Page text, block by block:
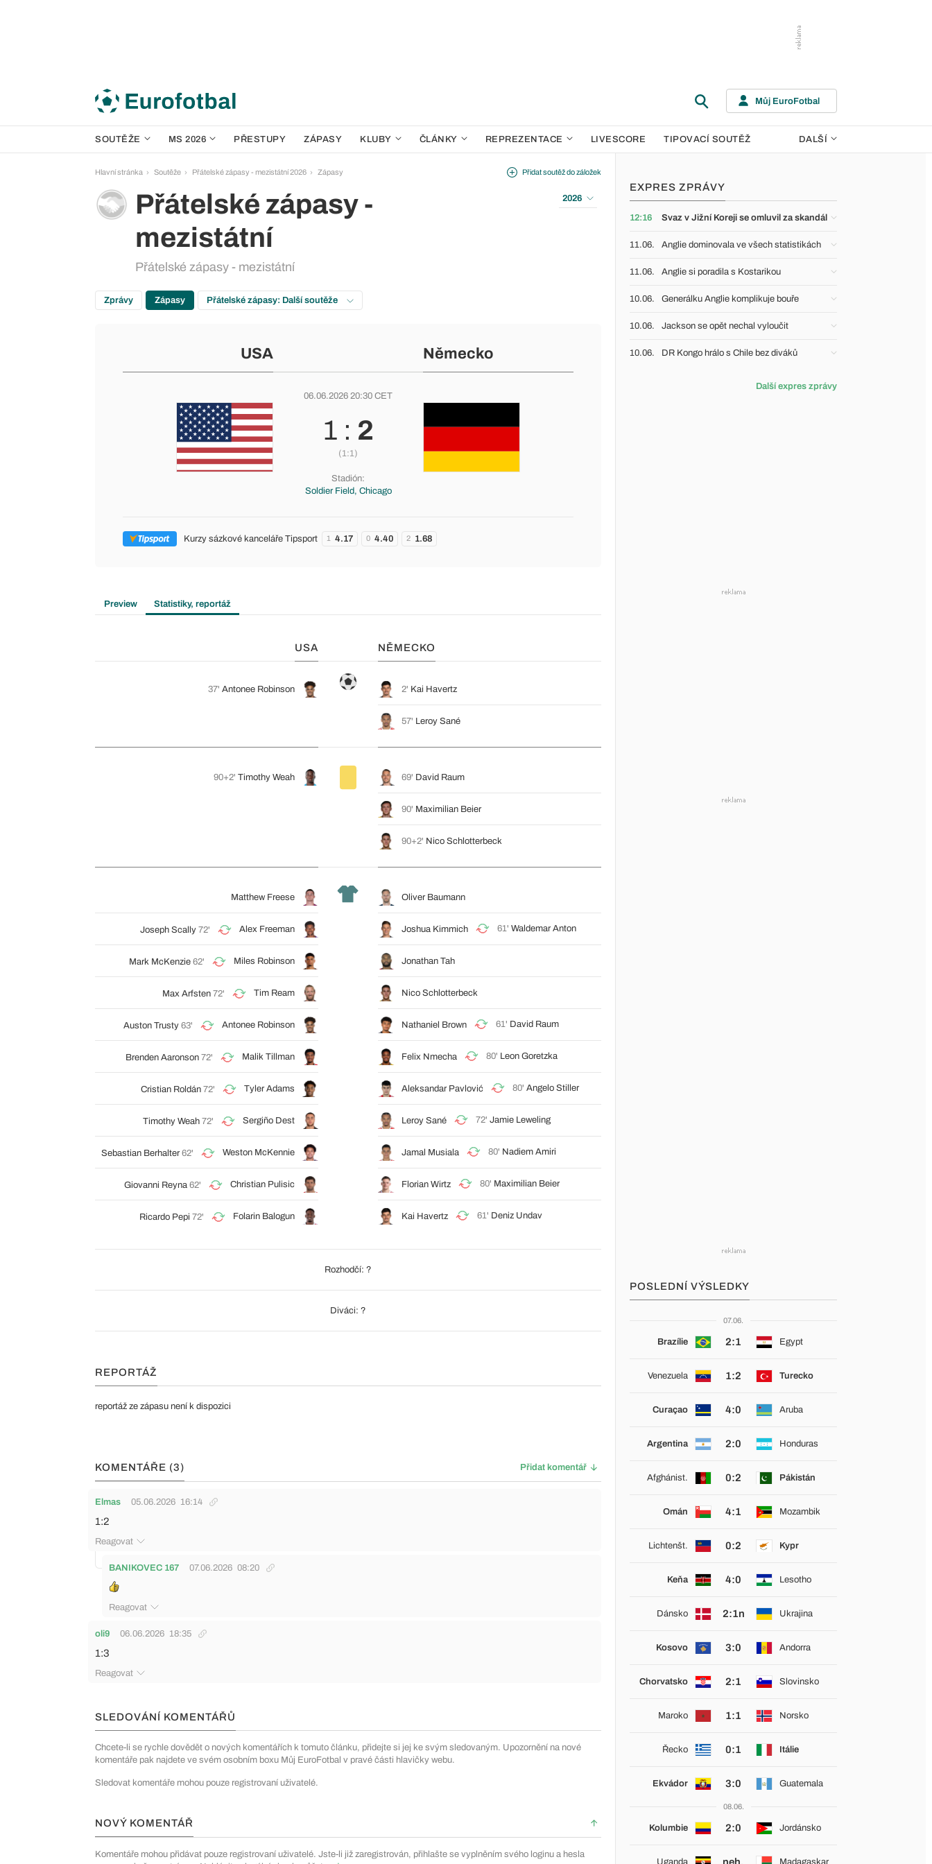
Můj EuroFotbal
SOUTĚŽE MS 2026 PŘESTUPY ZÁPASY KLUBY ČLÁNKY REPREZENTACE LIVESCORE TIPOVACÍ SOUTĚŽ DALŠÍ
Hlavní stránka Soutěže Přátelské zápasy - mezistátní 2026 Zápasy
Přátelské zápasy -
mezistátní
Přátelské zápasy - mezistátní
Přidat soutěž do záložek
2026
Zprávy Zápasy Přátelské zápasy: Další soutěže
USA Německo
06.06.2026 20:30 CET
1 : 2
(1:1)
Stadión:
Soldier Field, Chicago
Kurzy sázkové kanceláře Tipsport 1 4.17 0 4.40 2 1.68
Preview Statistiky, reportáž
USA NĚMECKO
37' Antonee Robinson 2' Kai Havertz
57' Leroy Sané
90+2' Timothy Weah 69' David Raum
90' Maximilian Beier
90+2' Nico Schlotterbeck
Matthew Freese Oliver Baumann
Joseph Scally 72' Alex Freeman Joshua Kimmich 61' Waldemar Anton
Mark McKenzie 62' Miles Robinson Jonathan Tah
Max Arfsten 72' Tim Ream Nico Schlotterbeck
Auston Trusty 63' Antonee Robinson Nathaniel Brown 61' David Raum
Brenden Aaronson 72' Malik Tillman Felix Nmecha 80' Leon Goretzka
Cristian Roldán 72' Tyler Adams Aleksandar Pavlović 80' Angelo Stiller
Timothy Weah 72' Sergiño Dest Leroy Sané 72' Jamie Leweling
Sebastian Berhalter 62' Weston McKennie Jamal Musiala 80' Nadiem Amiri
Giovanni Reyna 62' Christian Pulisic Florian Wirtz 80' Maximilian Beier
Ricardo Pepi 72' Folarin Balogun Kai Havertz 61' Deniz Undav
Rozhodčí: ?
Diváci: ?
REPORTÁŽ
reportáž ze zápasu není k dispozici
KOMENTÁŘE (3) Přidat komentář
Elmas 05.06.2026 16:14
1:2
Reagovat
BANIKOVEC 167 07.06.2026 08:20
Reagovat
oli9 06.06.2026 18:35
1:3
Reagovat
SLEDOVÁNÍ KOMENTÁŘŮ
Chcete-li se rychle dovědět o nových komentářích k tomuto článku, přidejte si jej ke svým sledovaným. Upozornění na nové
komentáře pak najdete ve svém osobním boxu Můj EuroFotbal v pravé části hlavičky webu.
Sledovat komentáře mohou pouze registrovaní uživatelé.
NOVÝ KOMENTÁŘ
Komentáře mohou přidávat pouze registrovaní uživatelé. Jste-li již zaregistrován, přihlašte se vyplněním svého loginu a hesla
EXPRES ZPRÁVY
12:16 Svaz v Jižní Koreji se omluvil za skandál
11.06. Anglie dominovala ve všech statistikách
11.06. Anglie si poradila s Kostarikou
10.06. Generálku Anglie komplikuje bouře
10.06. Jackson se opět nechal vyloučit
10.06. DR Kongo hrálo s Chile bez diváků
Další expres zprávy
POSLEDNÍ VÝSLEDKY
07.06.
Brazílie 2:1 Egypt
Venezuela 1:2 Turecko
Curaçao 4:0 Aruba
Argentina 2:0 Honduras
Afghánist. 0:2 Pákistán
Omán 4:1 Mozambik
Lichtenšt. 0:2 Kypr
Keňa 4:0 Lesotho
Dánsko 2:1n Ukrajina
Kosovo 3:0 Andorra
Chorvatsko 2:1 Slovinsko
Maroko 1:1 Norsko
Řecko 0:1 Itálie
Ekvádor 3:0 Guatemala
08.06.
Kolumbie 2:0 Jordánsko
Uganda Madagaskar